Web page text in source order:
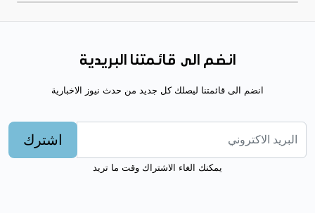
انضم الى قائمتنا البريدية
انضم الى قائمتنا ليصلك كل جديد من حدث نيوز الاخبارية
اشترك
يمكنك الغاء الاشتراك وقت ما تريد